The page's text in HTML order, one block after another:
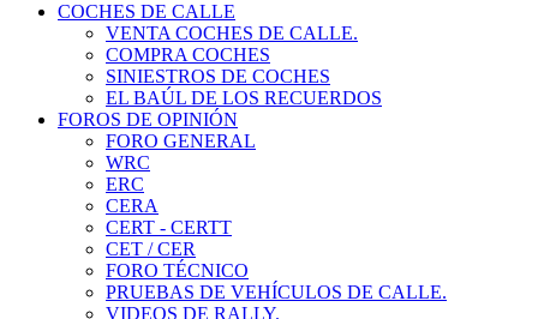
COCHES DE CALLE
VENTA COCHES DE CALLE.
COMPRA COCHES
SINIESTROS DE COCHES
EL BAÚL DE LOS RECUERDOS
FOROS DE OPINIÓN
FORO GENERAL
WRC
ERC
CERA
CERT - CERTT
CET / CER
FORO TÉCNICO
PRUEBAS DE VEHÍCULOS DE CALLE.
VIDEOS DE RALLY.